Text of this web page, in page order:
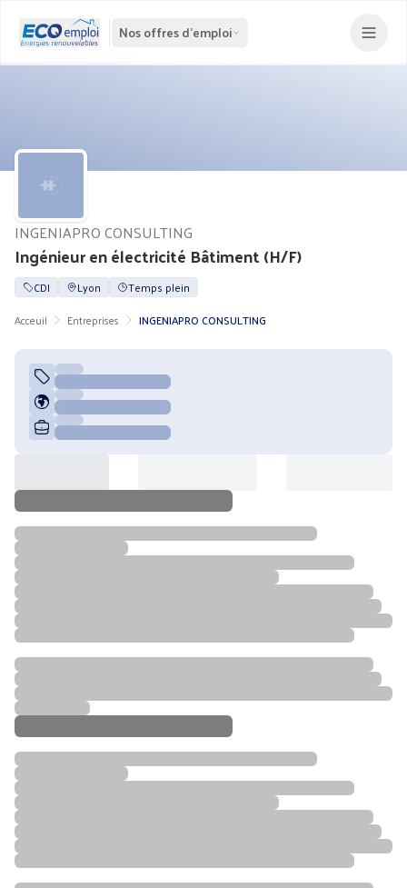
Nos offres d'emploi
Ingénieur en électricité Bâtiment (H/F)
INGENIAPRO CONSULTING
CDI Lyon
Temps plein
Acceuil
Entreprises INGENIAPRO CONSULTING